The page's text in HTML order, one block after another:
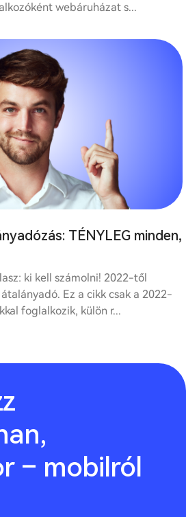
webáruházat s...
TÉNYLEG minden,
ki kell számolni! 2022-től
Ez a cikk csak a 2022-
foglalkozik, külön r...
– mobilról